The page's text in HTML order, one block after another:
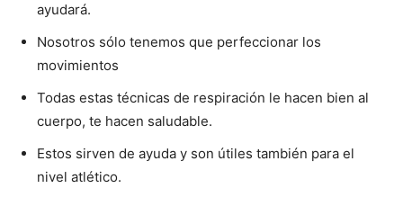
ayudará.
Nosotros sólo tenemos que perfeccionar los
movimientos
Todas estas técnicas de respiración le hacen bien al
cuerpo, te hacen saludable.
Estos sirven de ayuda y son útiles también para el
nivel atlético.